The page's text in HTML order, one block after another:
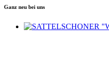
Ganz neu bei uns